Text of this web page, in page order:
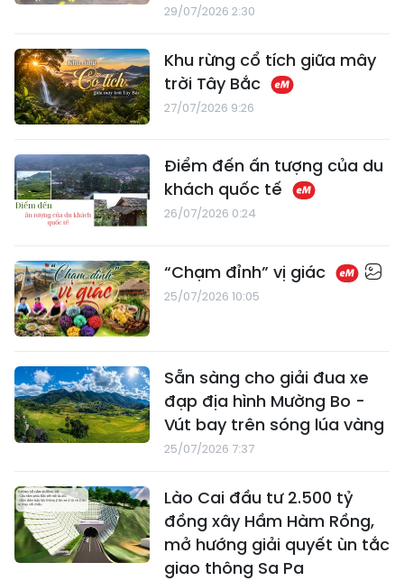
29/07/2026 2:30
Khu rừng cổ tích giữa mây
trời Tây Bắc
27/07/2026 9:26
Điểm đến ấn tượng của du
khách quốc tế
26/07/2026 0:24
“Chạm đỉnh” vị giác
25/07/2026 10:05
Sẵn sàng cho giải đua xe
đạp địa hình Mường Bo -
Vút bay trên sóng lúa vàng
25/07/2026 7:37
Lào Cai đầu tư 2.500 tỷ
đồng xây Hầm Hàm Rồng,
mở hướng giải quyết ùn tắc
giao thông Sa Pa